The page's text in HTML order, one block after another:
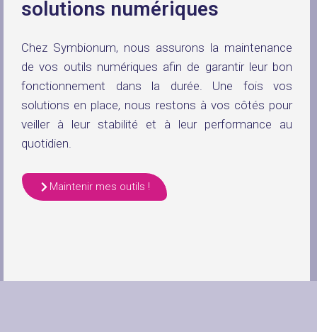
solutions numériques
Chez Symbionum, nous assurons la maintenance
de vos outils numériques afin de garantir leur bon
fonctionnement dans la durée. Une fois vos
solutions en place, nous restons à vos côtés pour
veiller à leur stabilité et à leur performance au
quotidien.
Maintenir mes outils !